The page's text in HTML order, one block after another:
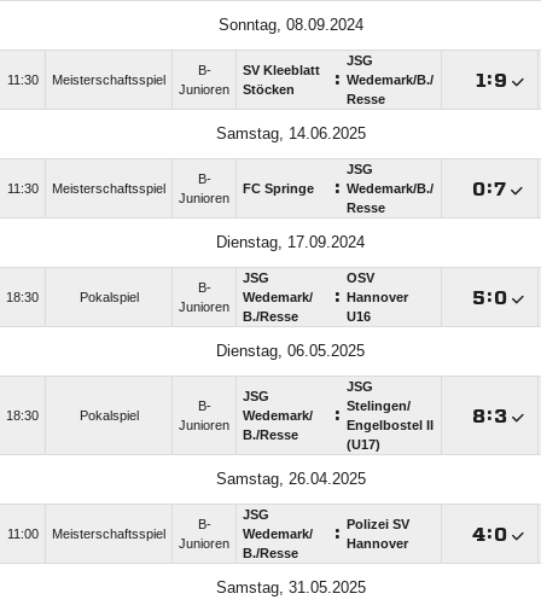
Sonntag, 08.09.2024
11:30 Meisterschaftsspiel
B-
Junioren
SV Kleeblatt
Stöcken
:
JSG
Wedemark/​B./​
Resse
:
Samstag, 14.06.2025
11:30 Meisterschaftsspiel
B-
Junioren
FC Springe :
JSG
Wedemark/​B./​
Resse
:
Dienstag, 17.09.2024
18:30 Pokalspiel
B-
Junioren
JSG
Wedemark/​
B./​Resse
:
OSV
Hannover
U16
:
Dienstag, 06.05.2025
18:30 Pokalspiel
B-
Junioren
JSG
Wedemark/​
B./​Resse
:
JSG
Stelingen/​
Engelbostel II
(U17)
:
Samstag, 26.04.2025
11:00 Meisterschaftsspiel
B-
Junioren
JSG
Wedemark/​
B./​Resse
:
Polizei SV
Hannover
:
Samstag, 31.05.2025